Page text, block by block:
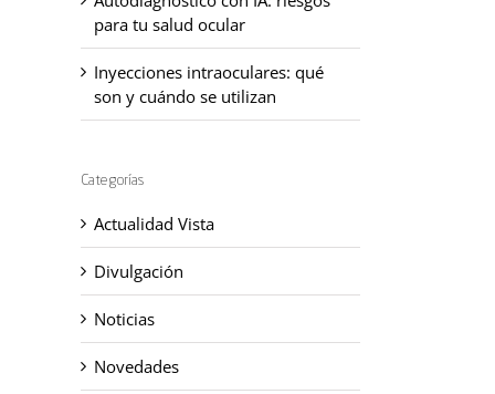
para tu salud ocular
Inyecciones intraoculares: qué
son y cuándo se utilizan
Categorías
Actualidad Vista
Divulgación
Noticias
Novedades